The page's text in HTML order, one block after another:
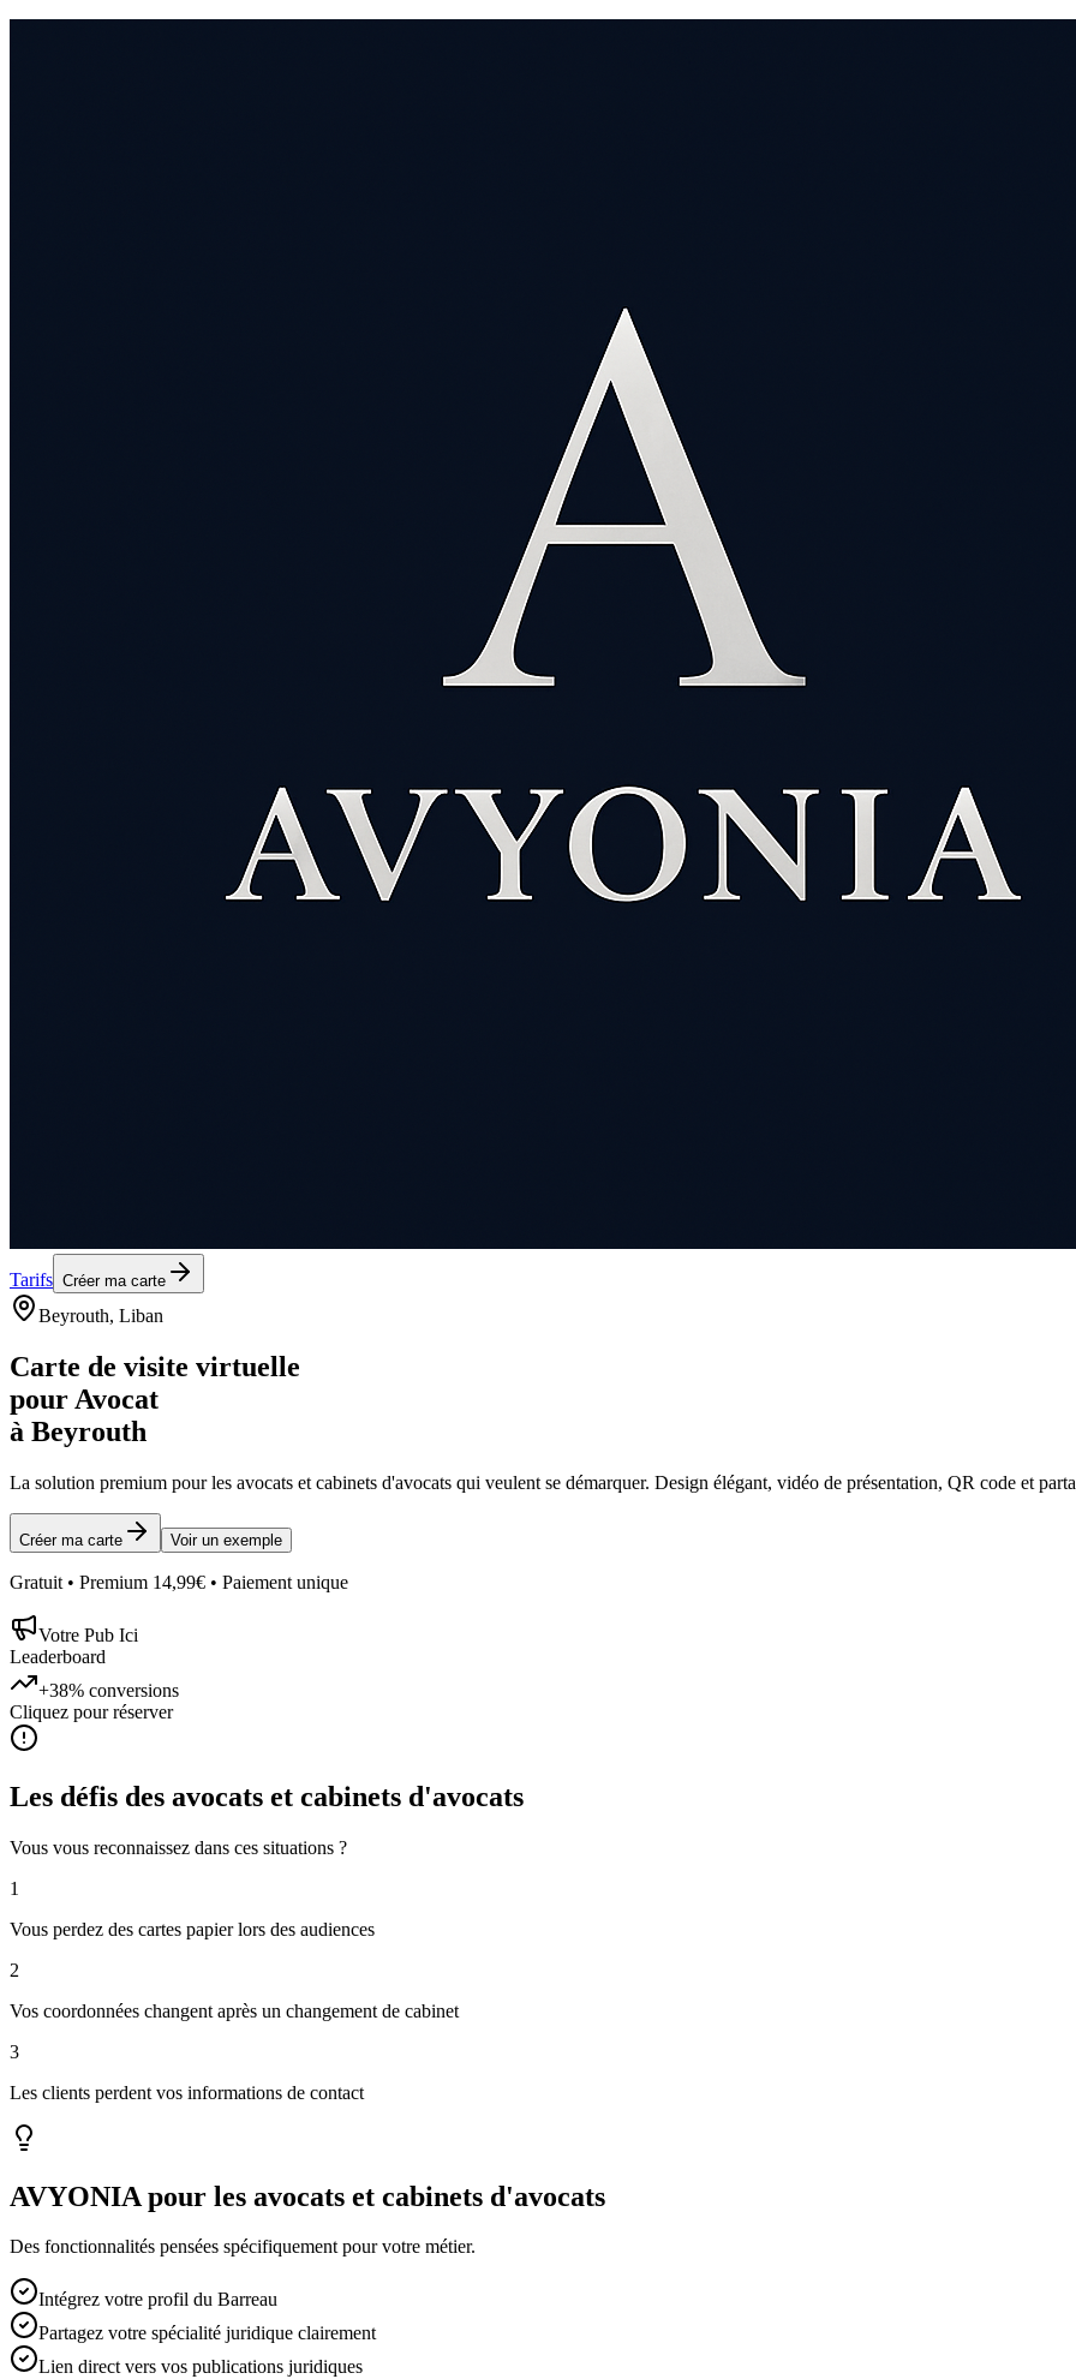
Tarifs Créer ma carte
Beyrouth, Liban
Carte de visite virtuelle
pour Avocat
à Beyrouth
La solution premium pour les avocats et cabinets d'avocats qui veulent se démarquer. Design élégant, vidéo de présentation, QR code et
Créer ma carte Voir un exemple
Gratuit • Premium 14,99€ • Paiement unique
Votre Pub Ici
Leaderboard
+38% conversions
Cliquez pour réserver
Les défis des avocats et cabinets d'avocats
Vous vous reconnaissez dans ces situations ?
1
Vous perdez des cartes papier lors des audiences
2
Vos coordonnées changent après un changement de cabinet
3
Les clients perdent vos informations de contact
AVYONIA pour les avocats et cabinets d'avocats
Des fonctionnalités pensées spécifiquement pour votre métier.
Intégrez votre profil du Barreau
Partagez votre spécialité juridique clairement
Lien direct vers vos publications juridiques